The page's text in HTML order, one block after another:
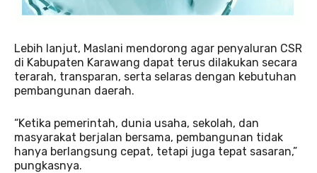
Lebih lanjut, Maslani mendorong agar penyaluran CSR
di Kabupaten Karawang dapat terus dilakukan secara
terarah, transparan, serta selaras dengan kebutuhan
pembangunan daerah.
“Ketika pemerintah, dunia usaha, sekolah, dan
masyarakat berjalan bersama, pembangunan tidak
hanya berlangsung cepat, tetapi juga tepat sasaran,”
pungkasnya.